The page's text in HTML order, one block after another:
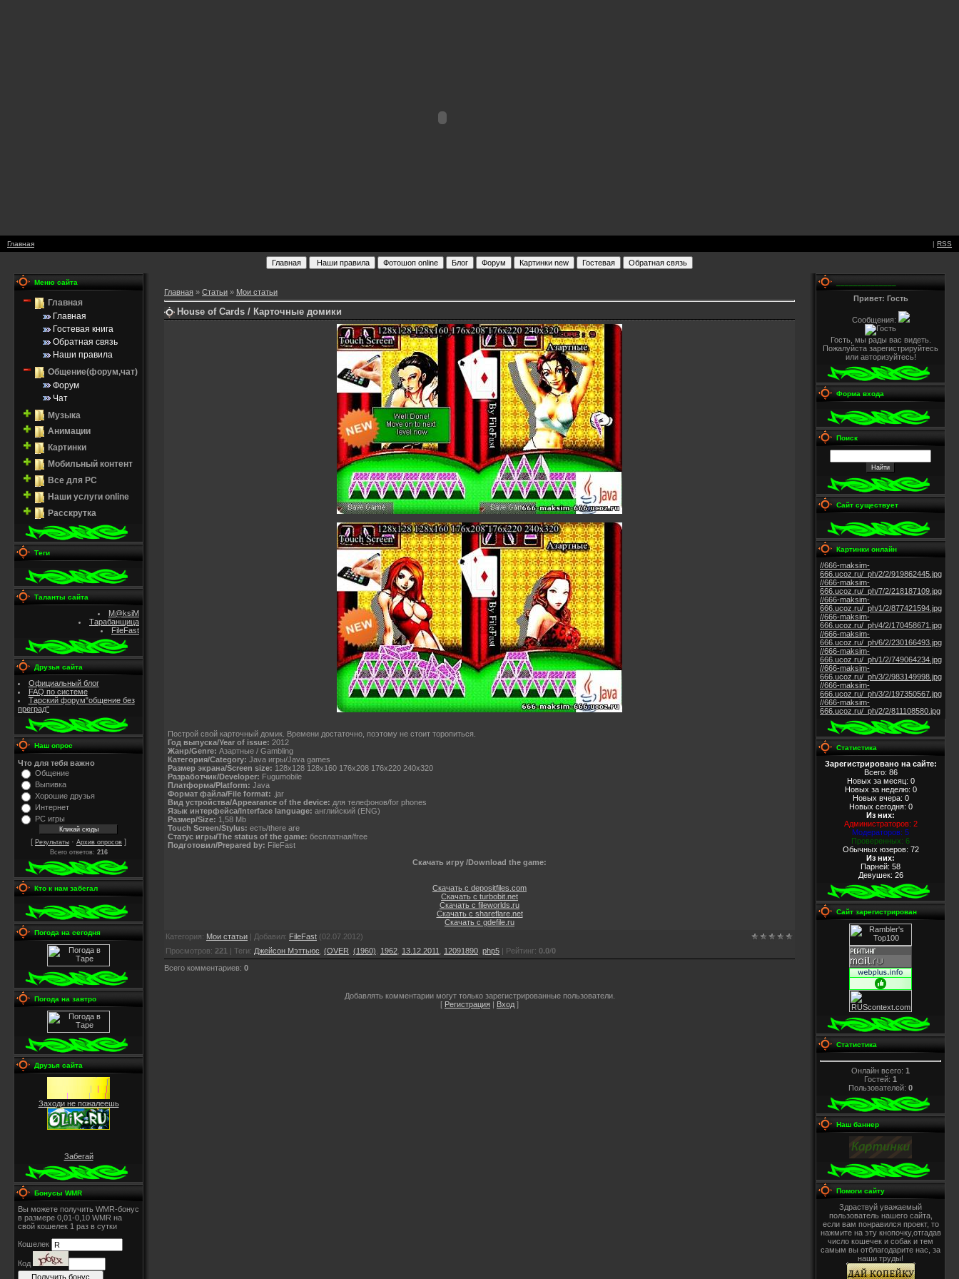
Главная | RSS
Меню сайта
Главная
Главная
Гостевая книга
Обратная связь
Наши правила
Общение(форум,чат)
Форум
Чат
Музыка
Анимации
Картинки
Мобильный контент
Все для PC
Наши услуги online
Расскрутка
Теги
Таланты сайта
M@ksiM
Тарабанщица
FileFast
Друзья сайта
Официальный блог
FAQ по системе
Тарский форум"общение без
преград"
Наш опрос
Что для тебя важно
Общение
Выпивка
Хорошие друзья
Интернет
PC игры
[ Результаты · Архив опросов ]
Всего ответов: 216
Кто к нам забегал
Погода на сегодня
Погода на завтро
Друзья сайта
Заходи не пожалеешь
Забегай
Бонусы WMR
Вы можете получить WMR-бонус
в размере 0,01-0,10 WMR на
свой кошелек 1 раз в сутки
Кошелек
Код
Главная » Статьи » Мои статьи
House of Cards / Карточные домики
Построй свой карточный домик. Времени достаточно, поэтому не стоит торопиться.
Год выпуска/Year of issue: 2012
Жанр/Genre: Азартные / Gambling
Категория/Category: Java игры/Java games
Размер экрана/Screen size: 128x128 128x160 176x208 176x220 240x320
Разработчик/Developer: Fugumobile
Платформа/Platform: Java
Формат файла/File format: .jar
Вид устройства/Appearance of the device: для телефонов/for phones
Язык интерфейса/Interface language: английский (ENG)
Размер/Size: 1,58 Mb
Touch Screen/Stylus: есть/there are
Статус игры/The status of the game: бесплатная/free
Подготовил/Prepared by: FileFast
Скачать игру /Download the game:
Скачать с depositfiles.com
Скачать с turbobit.net
Скачать с fileworlds.ru
Скачать с shareflare.net
Скачать с gdefile.ru
Категория: Мои статьи | Добавил: FileFast (02.07.2012)
Просмотров: 221 | Теги: Джейсон Мэттьюс (OVER (1960) 1962 13.12.2011 12091890 php5 | Рейтинг: 0.0/0
Всего комментариев: 0
Добавлять комментарии могут только зарегистрированные пользователи.
[ Регистрация | Вход ]
Привет: Гость
Сообщения:
Гость, мы рады вас видеть.
Пожалуйста зарегистрируйтесь
или авторизуйтесь!
Форма входа
Поиск
Сайт существует
Картинки онлайн
//666-maksim-
666.ucoz.ru/_ph/2/2/919862445.jpg
//666-maksim-
666.ucoz.ru/_ph/7/2/218187109.jpg
//666-maksim-
666.ucoz.ru/_ph/1/2/877421594.jpg
//666-maksim-
666.ucoz.ru/_ph/4/2/170458671.jpg
//666-maksim-
666.ucoz.ru/_ph/6/2/230166493.jpg
//666-maksim-
666.ucoz.ru/_ph/1/2/749064234.jpg
//666-maksim-
666.ucoz.ru/_ph/3/2/983149998.jpg
//666-maksim-
666.ucoz.ru/_ph/3/2/197350567.jpg
//666-maksim-
666.ucoz.ru/_ph/2/2/811108580.jpg
Статистика
Зарегистрировано на сайте:
Всего: 86
Новых за месяц: 0
Новых за неделю: 0
Новых вчера: 0
Новых сегодня: 0
Из них:
Администраторов: 2
Модераторов: 5
Проверенных: 6
Обычных юзеров: 72
Из них:
Парней: 58
Девушек: 26
Сайт зарегистрирован
Статистика
Онлайн всего: 1
Гостей: 1
Пользователей: 0
Наш баннер
Помоги сайту
Здраствуй уважаемый
пользователь нашего сайта,
если вам понравился проект, то
нажмите на эту кнопочку,отгадав
число кошечек и собак и тем
самым вы отблагодарите нас, за
наши труды!